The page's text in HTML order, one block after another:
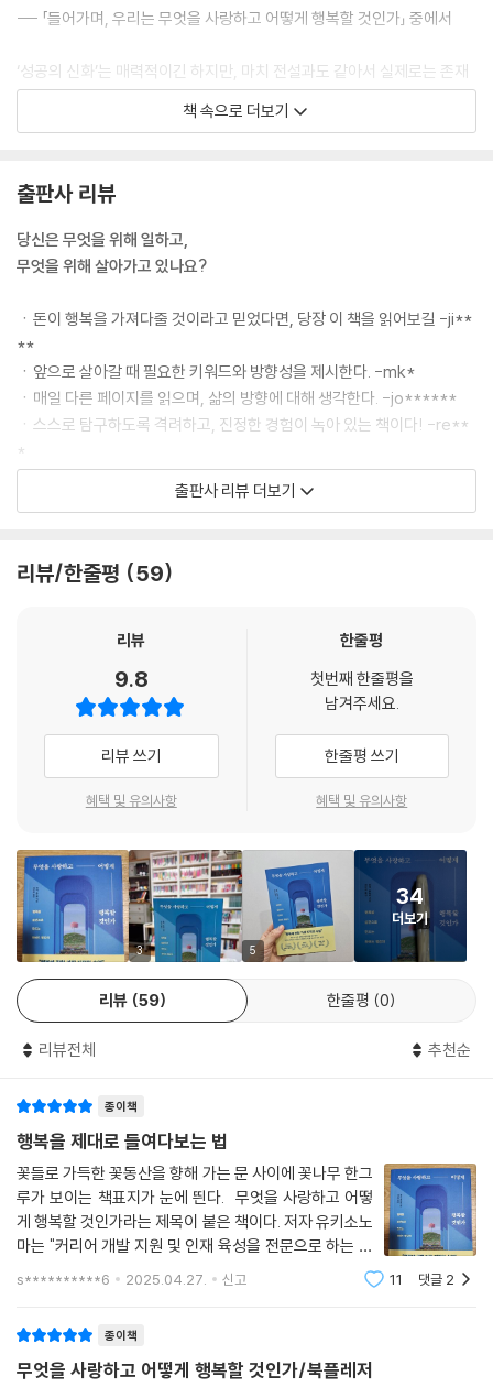
--- 「들어가며, 우리는 무엇을 사랑하고 어떻게 행복할 것인가」 중에서
‘성공의 신화’는 매력적이긴 하지만, 마치 전설과도 같아서 실제로는 존재
하지 않는다. 앞서 이야기한 내 친구의 치열했던 삶을 보고 있자면 지위나
명예, 부 없이도 지속 가능한 행복이 존재한다는 사실을 일깨워준다. 부자
행복이 무엇인지 다시금 생각하게 만들었다. 결국 중요한 것은 성공의 외
형적인 기준이 아니라, 자신에게 진정으로 의미 있는 삶을 사는가 하는 점
이다.
경제적·물질적 풍요를 추구하는 것이 잘못된 일은 아니다. 몸과 마음이 안
전하고 안심할 수 있는 삶, 그리고 꿈꾸던 호화로운 생활을 영위하기 위해
서 돈은 반드시 필요한 요소다. 하지만 물질을 최우선 가치로 삼는다고 해
서 반드시 행복해지는 것은 아니다. 물질적 풍요를 누리면서도 그것에 휘
둘리지 않으려면, 자신이 ‘부의 쳇바퀴’를 돌고 있는지 먼저 살펴볼 필요가
있다. 만약 끝없는 소비와 욕망의 쳇바퀴에 갇혀 있다면, 과감히 멈추고 내
--- 「2장, ‘부의 쳇바퀴’를 경계하라」 중에서
일을 통해 의미를 느끼고, 즐겁게 몰입할 수 있는 방식과 환경을 찾는 것이
무가 아닌, 삶의 중요한 일부로 자리 잡을 때 우리는 더 큰 성취감과 내면의
만족을 경험할 수 있다.
--- 「3장, 일을 그만두면 과연 행복할까」 중에서
목표를 말로 표현하는 순간, 우리의 의식과 무의식이 자연스럽게 그 목표
에 집중하게 된다. 이는 목표 달성을 위한 자원과 기회를 더 잘 인식하게 하
고, 그 목표를 이루기 위한 경로를 찾는 능력을 향상시키는 역할을 한다. 또
동기를 강화하는 효과를 가져온다. 말로 표현된 목표는 단순한 생각에 그
치지 않고, 행동으로 이어질 수 있는 원동력이 된다. 목표를 명확하게 정의
하고 선언하는 것은 성공적인 실행을 위한 첫걸음이 된다.
--- 「4장, 행복을 부르는 목표 설정」 중에서
나아가 목적을 이루어 세상에 가치를 더할 수 있다면, 얼마나 멋진 일이겠
는가. 긍정성의 비율을 높여 행복과 성취감을 느끼는 인생을 살기 위해서
매일 사소한 일들을 쌓아나가야 한다.
에 익히고 습관으로 굳히는 과정을 통해 기술은 가치를 발휘하게 된다. 자
신에게 적합한 행복의 기술을 찾아 꾸준하게 실천하여 ‘행복의 습관’으로
만들면, 우리는 지속 가능한 행복을 손에 넣을 수 있다. 행복은 기다리는 것
이 아니라 만드는 것이다. 그리고 행복을 만들어내면 성공은 따라온다. 행
복은 성공을 이끈다.
--- 「맺음말, 행복한 사람이 만드는 행복한 사회가 되길 바라며」 중에서
책 속으로 더보기
출판사 리뷰
당신은 무엇을 위해 일하고,
무엇을 위해 살아가고 있나요?
ㆍ돈이 행복을 가져다줄 것이라고 믿었다면, 당장 이 책을 읽어보길 -ji**
**
ㆍ앞으로 살아갈 때 필요한 키워드와 방향성을 제시한다. -mk*
ㆍ매일 다른 페이지를 읽으며, 삶의 방향에 대해 생각한다. -jo******
ㆍ스스로 탐구하도록 격려하고, 진정한 경험이 녹아 있는 책이다! -re**
*
인생에서 가장 중요한 가치는 ‘행복’이다. 우리는 살아가면서 끊임없이 질
을 찾기란 결코 쉽지 않다. 이 책은 그런 질문들에 대해 깊이 있는 답을 제
스로 만들어가는 구체적인 방법을 소개하며, 삶의 주도권을 회복하고 싶은
이들에게 실질적인 변화의 계기를 제공한다. 행복은 그저 좋은 일이 생기
기를 바라는 막연한 마음이 아니다. 행복은 능동적으로 선택하고 훈련해야
하는 삶의 기술이자 자신의 삶을 책임지고자 하는 사람들에게는 필수적인
역량이다. 『무엇을 사랑하고 어떻게 행복할 것인가』라는 질문은 앞으로의
세계 최고의 명문대 하버드가 전하는 성공과 행복의 단서
하버드의 행복 기술을 당신의 삶 속으로
세계에서 가장 ‘성공’과 ‘행복’에 대해 고민해 온 하버드대학교. 그 깊이 있
는 연구와 성찰 속에서 탄생한 실천적이고 과학적인 행복의 기술을 이 책
에 담았다. 하버드의 교수, 강사, 그리고 저명한 졸업생이 전하는 이야기를
소개한다.
이 책은 전 하버드 총장인 데릭 보크, 긍정심리학자 탈 벤 샤하르와 숀 아
처, 행복 연구의 권위자인 소냐 류보머스키 등 세계적 석학들의 연구를 기
반으로 구성되었다. 하버드에서 실제로 이루어지는 강의와 과제를 토대로
누구나 일상에서 즉시 실천할 수 있도록 풀어낸 것이 이 책의 가장 큰 특징
이다. “진정한 행복과 성공은 무엇인지” 끊임없이 질문하는 연구진들의 태
도는 지금 이 순간을 살아가는 우리 삶에도 중요한 화두를 던진다. 『무엇을
사랑하고 어떻게 행복할 것인가』는 행복을 향한 첫걸음을 시작하고 싶은
행복은 어떻게 삶을 지탱하는가
삶의 깊이를 더하는 행복 수업의 비밀
출판사 리뷰 더보기
리뷰/한줄평 59
리뷰
9.8
리뷰 쓰기
혜택 및 유의사항
한줄평
첫번째 한줄평을
남겨주세요.
한줄평 쓰기
혜택 및 유의사항
3 5
34
더보기
리뷰 59 한줄평 0
리뷰전체 추천순
종이책
행복을 제대로 들여다보는 법
꽃들로 가득한 꽃동산을 향해 가는 문 사이에 꽃나무 한그
루가 보이는 책표지가 눈에 띈다. 무엇을 사랑하고 어떻
게 행복할 것인가라는 제목이 붙은 책이다. 저자 유키소노
마는 "커리어 개발 지원 및 인재 육성을 전문으로 하는 경
력개발 전문가. (~중략~) 사회적으로 성공을 거두었음
에도 불구하고 공허함을 느끼는 자신을 발견했다. 그러던
s**********6 2025.04.27. 신고 11 댓글 2
종이책
무엇을 사랑하고 어떻게 행복할 것인가/북플레저